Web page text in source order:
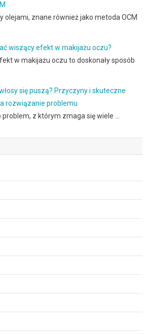
olejami, znane również jako metoda OCM
wiszący efekt w makijażu oczu?
w makijażu oczu to doskonały sposób
się puszą? Przyczyny i skuteczne
rozwiązanie problemu
problem, z którym zmaga się wiele …